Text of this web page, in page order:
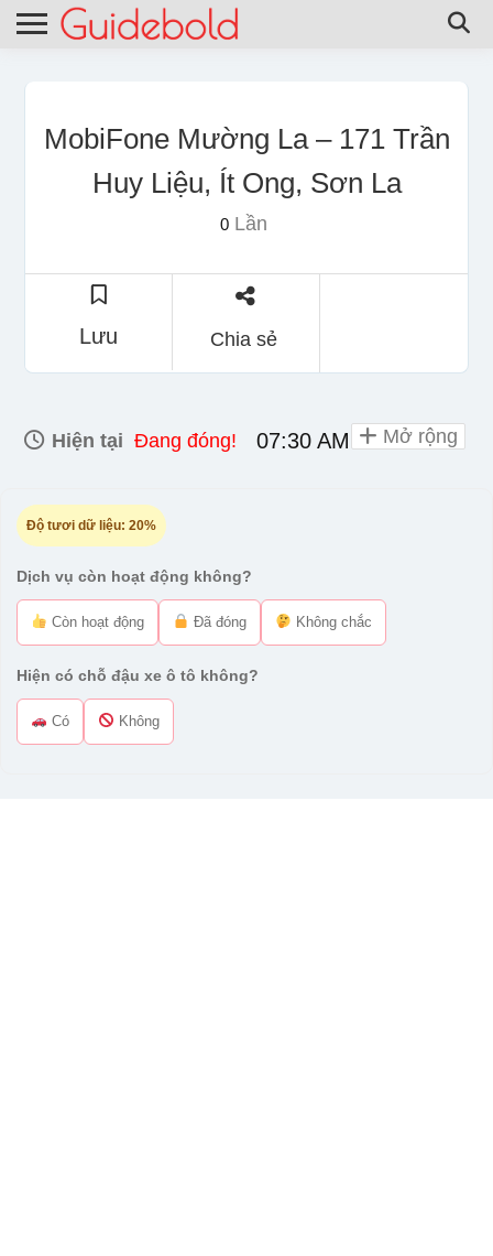
MobiFone Mường La – 171 Trần
Huy Liệu, Ít Ong, Sơn La
0Lần
Lưu Chia sẻ
Hiện tại Đang đóng! 07:30 AM - 06:00 PM
Độ tươi dữ liệu: 20%
Dịch vụ còn hoạt động không?
Còn hoạt động Đã đóng Không chắc
Hiện có chỗ đậu xe ô tô không?
Có Không
Mở rộng